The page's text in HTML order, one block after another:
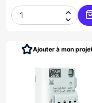


Ajouter à mon